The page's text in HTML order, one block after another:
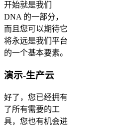
开始就是我们
DNA 的一部分，
而且您可以期待它
将永远是我们平台
的一个基本要素。
演示-生产云
好了，您已经拥有
了所有需要的工
具，您也有机会进